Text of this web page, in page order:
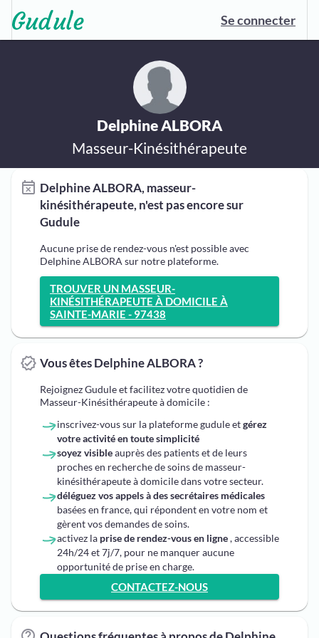
Se connecter
Delphine ALBORA
Masseur-Kinésithérapeute
Delphine ALBORA, masseur-
kinésithérapeute, n'est pas encore sur
Gudule
Aucune prise de rendez-vous n'est possible avec
Delphine ALBORA sur notre plateforme.
TROUVER UN MASSEUR-
KINÉSITHÉRAPEUTE À DOMICILE À
SAINTE-MARIE - 97438
Vous êtes Delphine ALBORA ?
Rejoignez Gudule et facilitez votre quotidien de
Masseur-Kinésithérapeute à domicile :
inscrivez-vous sur la plateforme gudule etgérez
votre activité en toute simplicité
soyez visibleauprès des patients et de leurs
proches en recherche de soins de masseur-
kinésithérapeute à domicile dans votre secteur.
déléguez vos appels à des secrétaires médicales
basées en france, qui répondent en votre nom et
gèrent vos demandes de soins.
activez la prise de rendez-vous en ligne, accessible
24h/24 et 7j/7, pour ne manquer aucune
opportunité de prise en charge.
CONTACTEZ-NOUS